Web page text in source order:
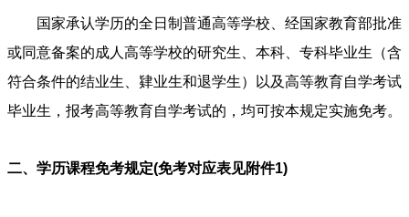
国家承认学历的全日制普通高等学校、经国家教育部批准
或同意备案的成人高等学校的研究生、本科、专科毕业生（含
符合条件的结业生、肄业生和退学生）以及高等教育自学考试
毕业生，报考高等教育自学考试的，均可按本规定实施免考。
二、学历课程免考规定(免考对应表见附件1)